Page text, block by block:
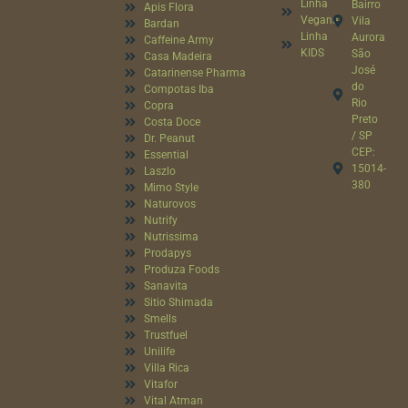
Apis Flora
Bardan
Caffeine Army
Casa Madeira
Catarinense Pharma
Compotas Iba
Copra
Costa Doce
Dr. Peanut
Essential
Laszlo
Mimo Style
Naturovos
Nutrify
Nutrissima
Prodapys
Produza Foods
Sanavita
Sitio Shimada
Smells
Trustfuel
Unilife
Villa Rica
Vitafor
Vital Atman
Linha
Vegana
Linha
KIDS
Bairro
Vila
Aurora
São
José
do
Rio
Preto
/ SP
CEP:
15014-
380